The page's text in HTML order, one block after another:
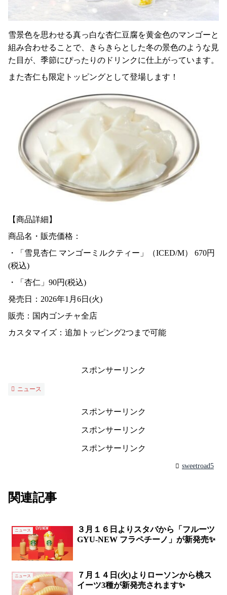
雪景色を思わせる真っ白な杏仁豆腐を黄金色のマンゴーと
組み合わせることで、きらきらとした冬の景色のような見
た目が、季節にぴったりのドリンクに仕上がっています。
また杏仁も限定トッピングとして登場します！
【商品詳細】
商品名・販売価格：
・「雪見杏仁 マンゴーミルクティー」（ICED/M） 670円
(税込)
・「杏仁」90円(税込)
発売日：2026年1月6日(火)
販売：国内ゴンチャ全店
カスタマイズ：追加トッピング2つまで可能
スポンサーリンク
ニュース
スポンサーリンク
スポンサーリンク
スポンサーリンク
sweetroad5
関連記事
ニュース
３月１６日よりスタバから「フルーツ
GYU‐NEW フラペチーノ」が新発売✨
ニュース
７月１４日(火)よりローソンから桃ス
イーツ3種が新発売されます✨